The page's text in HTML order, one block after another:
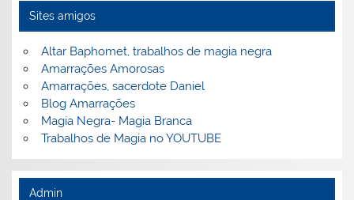
Sites amigos
Altar Baphomet, trabalhos de magia negra
Amarrações Amorosas
Amarrações, sacerdote Daniel
Blog Amarrações
Magia Negra- Magia Branca
Trabalhos de Magia no YOUTUBE
Admin